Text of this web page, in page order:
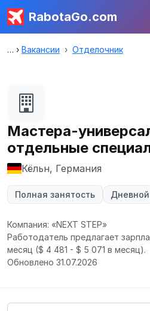
RabotaGo.com
Вакансии Отделочник
Мастера-
отдельные
Кёльн, Германия
Полная занятость Дневной
Компания: «NEXT STEP»
Работодатель предлагает
месяц ($ 4 481 - $ 5 071 в месяц).
Обновлено 31.07.2026